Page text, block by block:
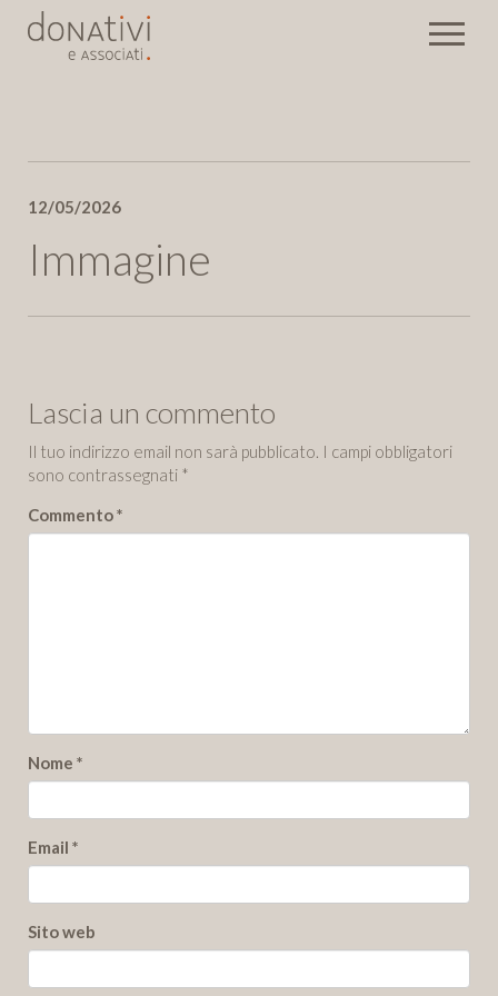
Eventi
Newsletter
12/05/2026
Immagine
Lascia un commento
Il tuo indirizzo email non sarà pubblicato. I campi obbligatori
sono contrassegnati *
Commento*
Nome *
Email *
Sito web